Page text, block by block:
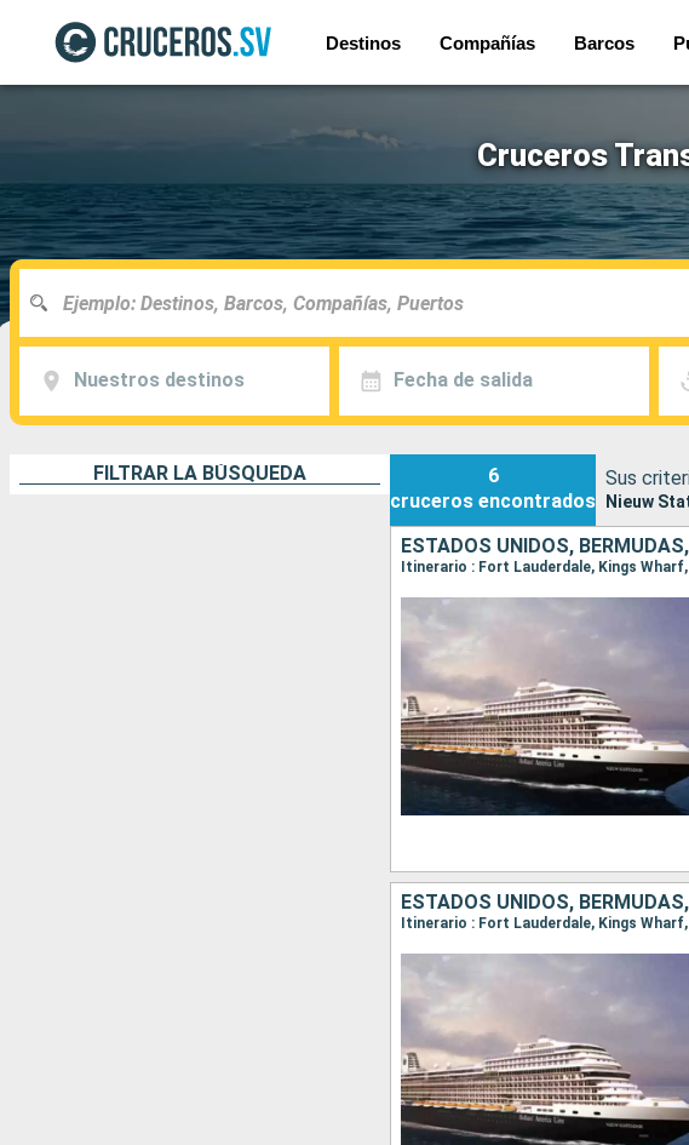
Destinos Compañías Barcos
Cruceros
Nuestros destinos Fecha de salida
FILTRAR LA BÚSQUEDA
6
cruceros encontrados
Sus
Nieuw
ESTADOS UNIDOS,
Itinerario : Fort Lauderdale, Kings
ESTADOS UNIDOS,
Itinerario : Fort Lauderdale, Kings